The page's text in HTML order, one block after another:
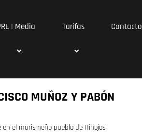
| Media Tarifas Contacto
MUÑOZ Y PABÓN
en el marismeño pueblo de Hinojos